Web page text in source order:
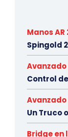
Manos AR
Spingold
Avanzado
Control
Avanzado
Un Truco
Bridge en